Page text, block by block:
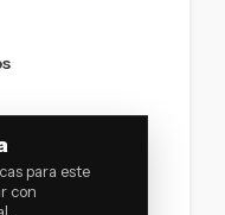
para este
con